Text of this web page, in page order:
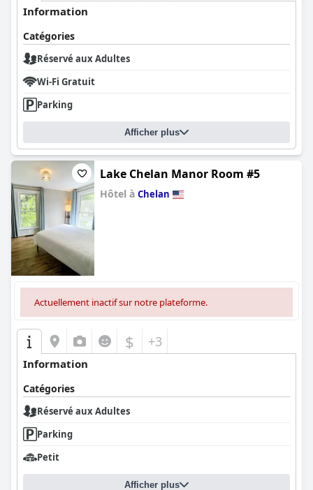
Information
Catégories
Réservé aux Adultes
Wi-Fi Gratuit
Parking
Afficher plus
Lake Chelan Manor Room #5
Hôtel à Chelan
Actuellement inactif sur notre plateforme.
$ +3
Information
Catégories
Réservé aux Adultes
Parking
Petit
Afficher plus